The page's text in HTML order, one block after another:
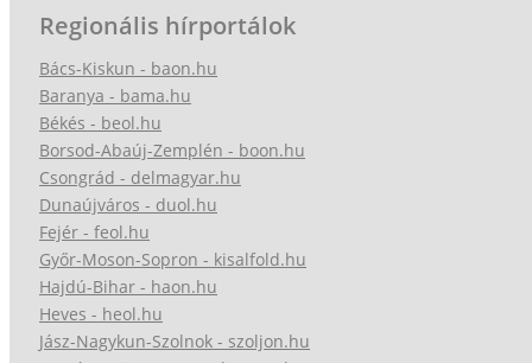
Regionális hírportálok
Bács-Kiskun - baon.hu
Baranya - bama.hu
Békés - beol.hu
Borsod-Abaúj-Zemplén - boon.hu
Csongrád - delmagyar.hu
Dunaújváros - duol.hu
Fejér - feol.hu
Győr-Moson-Sopron - kisalfold.hu
Hajdú-Bihar - haon.hu
Heves - heol.hu
Jász-Nagykun-Szolnok - szoljon.hu